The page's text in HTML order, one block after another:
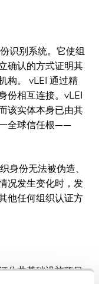
识别系统。它使组
确认的方式证明其
构。 vLEI 通过精
份相互连接。vLEI
该实体本身已由其
全球信任根——
身份无法被伪造、
况发生变化时，发
他任何组织认证方
公共基础设施项目